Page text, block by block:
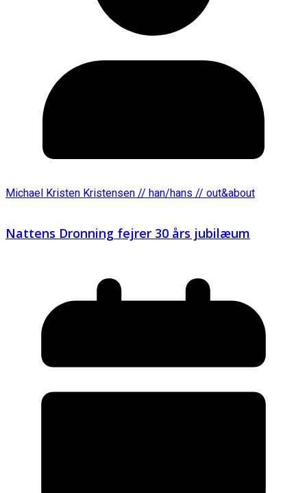
Michael Kristen Kristensen // han/hans // out&about
Nattens Dronning fejrer 30 års jubilæum